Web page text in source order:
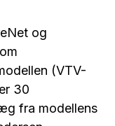
og
(VTV-
30
fra modellens